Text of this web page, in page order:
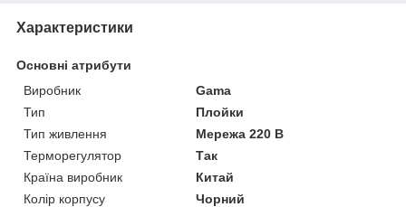
Характеристики
Основні атрибути
Виробник
Gama
Тип
Плойки
Тип живлення
Мережа 220 В
Терморегулятор
Так
Країна виробник
Китай
Колір корпусу
Чорний